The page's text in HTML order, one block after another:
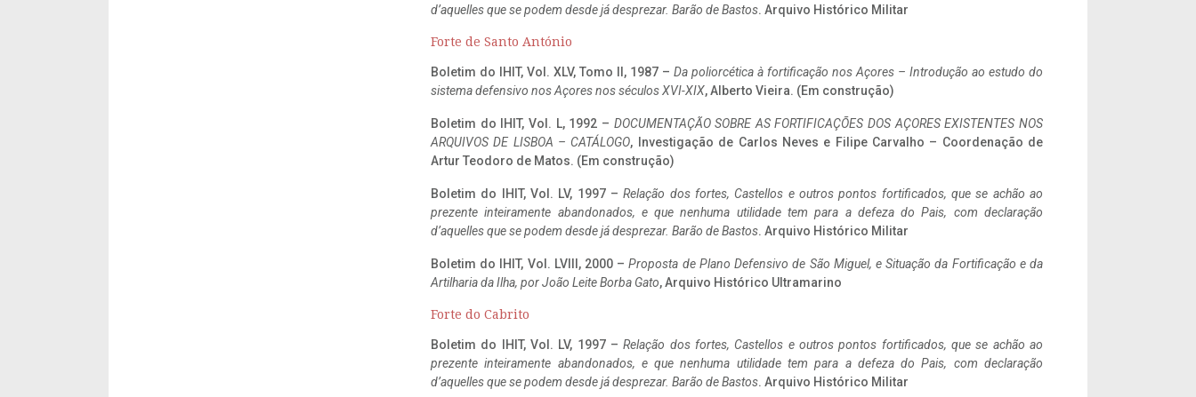
d’aquelles que se podem desde já desprezar. Barão de Bastos. Arquivo Histórico Militar
Forte de Santo António
Boletim do IHIT, Vol. XLV, Tomo II, 1987 – Da poliorcética à fortificação nos Açores – Introdução ao estudo do
sistema defensivo nos Açores nos séculos XVI-XIX, Alberto Vieira. (Em construção)
Boletim do IHIT, Vol. L, 1992 – DOCUMENTAÇÃO SOBRE AS FORTIFICAÇÕES DOS AÇORES EXISTENTES NOS
ARQUIVOS DE LISBOA – CATÁLOGO, Investigação de Carlos Neves e Filipe Carvalho – Coordenação de
Artur Teodoro de Matos. (Em construção)
Boletim do IHIT, Vol. LV, 1997 –Relação dos fortes, Castellos e outros pontos fortificados, que se achão ao
prezente inteiramente abandonados, e que nenhuma utilidade tem para a defeza do Pais, com declaração
d’aquelles que se podem desde já desprezar. Barão de Bastos. Arquivo Histórico Militar
Boletim do IHIT, Vol. LVIII, 2000 –Proposta de Plano Defensivo de São Miguel, e Situação da Fortificação e da
Artilharia da Ilha, por João Leite Borba Gato, Arquivo Histórico Ultramarino
Forte do Cabrito
Boletim do IHIT, Vol. LV, 1997 –Relação dos fortes, Castellos e outros pontos fortificados, que se achão ao
prezente inteiramente abandonados, e que nenhuma utilidade tem para a defeza do Pais, com declaração
d’aquelles que se podem desde já desprezar. Barão de Bastos. Arquivo Histórico Militar